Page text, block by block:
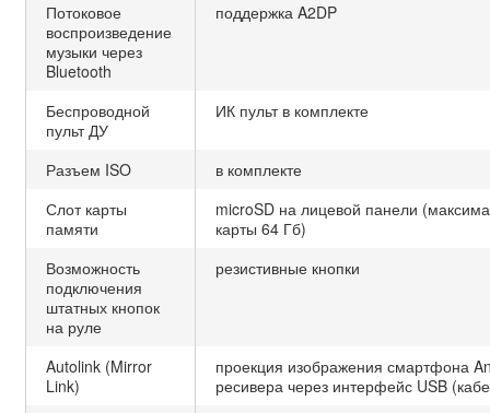
Потоковое
воспроизведение
музыки через
Bluetooth
поддержка A2DP
Беспроводной
пульт ДУ
ИК пульт в комплекте
Разъем ISO
в комплекте
Слот карты
памяти
microSD на лицевой панели
карты 64 Гб)
Возможность
подключения
штатных кнопок
на руле
резистивные кнопки
Autolink (Mirror
Link)
проекция изображения смартфона
ресивера через интерфейс USB